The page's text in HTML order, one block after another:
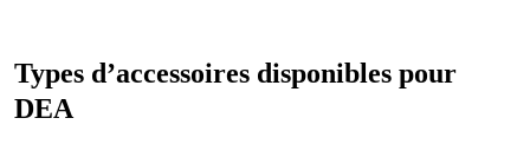
Types d’accessoires disponibles pour
DEA